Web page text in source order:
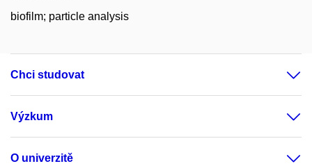
biofilm; particle analysis
Chci studovat
Výzkum
O univerzitě